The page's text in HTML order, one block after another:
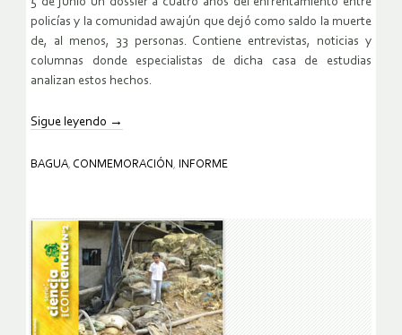
policías y la comunidad awajún que dejó como saldo la muerte
de, al menos, 33 personas. Contiene entrevistas, noticias y
columnas donde especialistas de dicha casa de estudias
analizan estos hechos.
Sigue leyendo →
BAGUA CONMEMORACIÓN INFORME